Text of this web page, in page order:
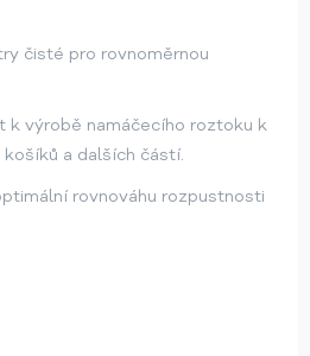
čisté pro rovnoměrnou
k výrobě namáčecího roztoku k
a dalších částí.
rovnováhu rozpustnosti